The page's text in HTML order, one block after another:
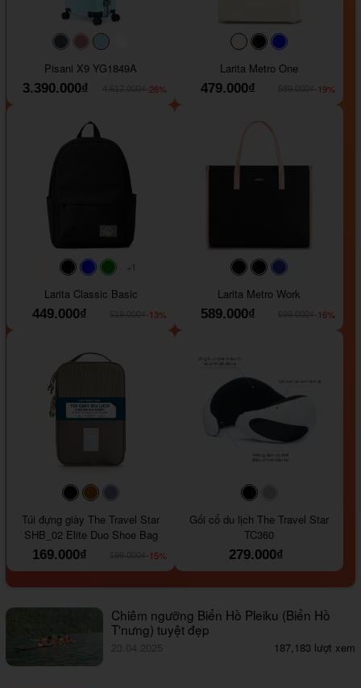
#40454a#b76e79
#9ad8e7
Pisani X9 YG1849A
3.390.000₫
-26%
#faf0e6#000000
Larita Metro One
479.000₫
-19%
#faf0e6
#000000#0000FF#008000
+1
Larita Classic Basic
449.000₫
-13%
#000000#000000
Larita Metro Work
589.000₫
-16%
#000000#964B00
Túi đựng giày The Travel Star
SHB_02 Elite Duo Shoe Bag
169.000₫
-15%
#000000
Gối cổ du lịch The Travel Star
TC360
279.000₫
Chiêm ngưỡng Biển Hồ Pleiku (Biển Hồ
T'nưng) tuyệt đẹp
23.04.2025 187,183 lượt xem